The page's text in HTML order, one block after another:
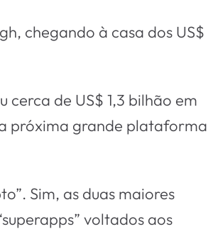
chegando à casa dos US$
de US$ 1,3 bilhão em
próxima grande plataforma
Sim, as duas maiores
voltados aos